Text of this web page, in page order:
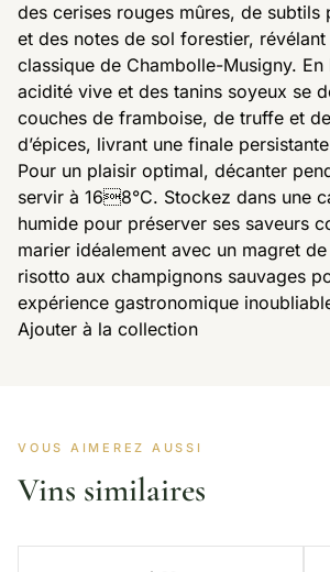
des cerises rouges mûres, de subtils
et des notes de sol forestier, révélant
classique de Chambolle-Musigny. En
acidité vive et des tanins soyeux se
couches de framboise, de truffe et
d’épices, livrant une finale
Pour un plaisir optimal, décanter
servir à 168°C. Stockez dans une
humide pour préserver ses saveurs
marier idéalement avec un magret
risotto aux champignons sauvages
expérience gastronomique
Ajouter à la collection
VOUS AIMEREZ AUSSI
Vins similaires